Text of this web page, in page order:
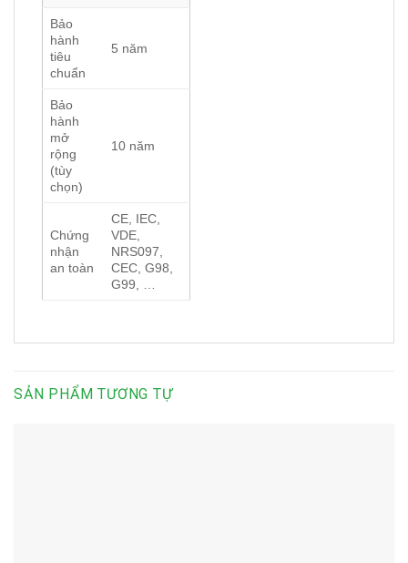
Bảo
hành
tiêu
chuẩn
5 năm
Bảo
hành
mở
rộng
(tùy
chọn)
10 năm
Chứng
nhận
an toàn
CE, IEC,
VDE,
NRS097,
CEC, G98,
G99, …
SẢN PHẨM TƯƠNG TỰ